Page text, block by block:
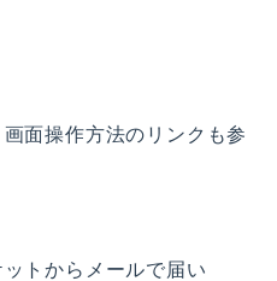
面操作方法のリンクも参
トからメールで届い